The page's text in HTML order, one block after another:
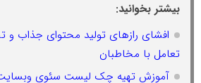
بیشتر بخوانید:
افشای رازهای تولید محتوای جذاب
تعامل با مخاطبان
آموزش تهیه چک لیست سئوی